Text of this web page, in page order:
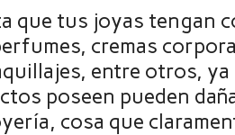
que tus joyas tengan
cremas
entre otros,
poseen pueden
cosa que